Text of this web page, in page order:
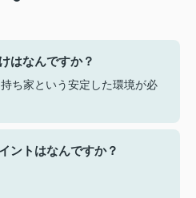
はなんですか？
ち家という安定した環境が必
ントはなんですか？